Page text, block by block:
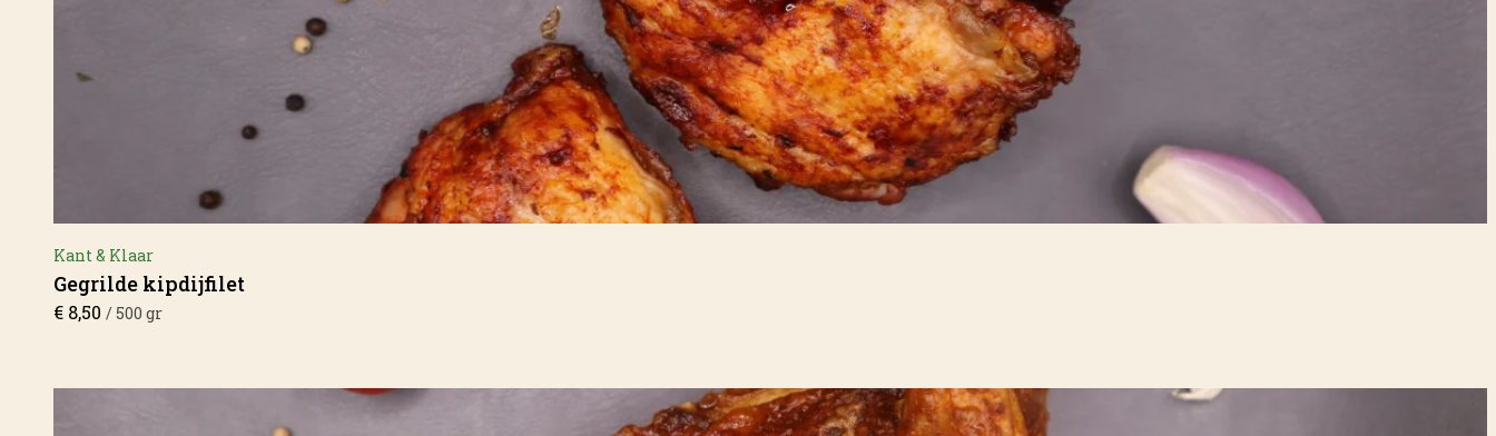
Kant & Klaar
Gegrilde kipdijfilet
€ 8,50 / 500 gr